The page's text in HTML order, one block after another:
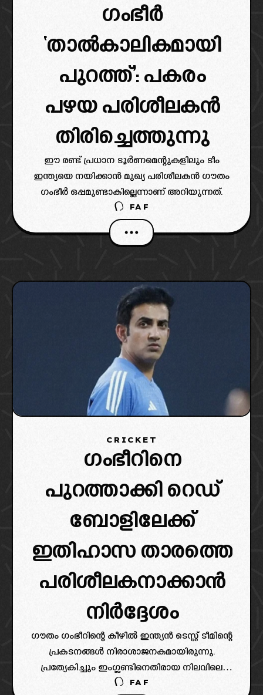
ഗംഭീർ
‘താൽകാലികമായി
പുറത്ത്’: പകരം
പഴയ പരിശീലകൻ
തിരിച്ചെത്തുന്നു
ഈ രണ്ട് പ്രധാന ടൂർണമെന്റുകളിലും ടീം
ഇന്ത്യയെ നയിക്കാൻ മുഖ്യ പരിശീലകൻ ഗൗതം
ഗംഭീർ ഒപ്പമുണ്ടാകില്ലെന്നാണ് അറിയുന്നത്.
FAF
CRICKET
ഗംഭീറിനെ
പുറത്താക്കി റെഡ്
ബോളിലേക്ക്
ഇതിഹാസ താരത്തെ
പരിശീലകനാക്കാൻ
നിർദ്ദേശം
ഗൗതം ഗംഭീറിന്റെ കീഴിൽ ഇന്ത്യൻ ടെസ്റ്റ് ടീമിന്റെ
പ്രകടനങ്ങൾ നിരാശാജനകമായിരുന്നു.
പ്രത്യേകിച്ചും ഇംഗ്ലണ്ടിനെതിരായ നിലവിലെ
പരമ്പരയിലെ ടീമിന്റെ മോശം പ്രകടനം
FAF